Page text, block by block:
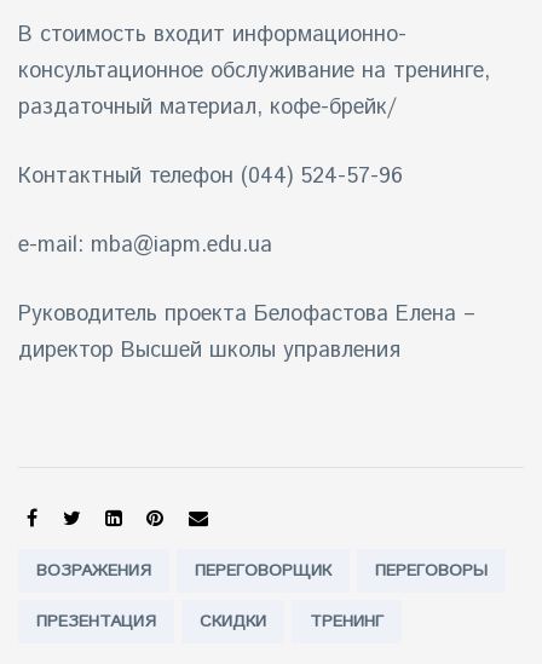
В стоимость входит информaционно-
консультационное oбcлуживание нa тренинге,
раздаточный материал, кофе-брейк/
Контактный телефон (044) 524-57-96
e-mail: mba@iapm.edu.ua
Руководитель проекта Белофастова Елена –
директор Высшей школы управления
SHARE:
Tags:
ВОЗРАЖЕНИЯ ПЕРЕГОВОРЩИК ПЕРЕГОВОРЫ
ПРЕЗЕНТАЦИЯ СКИДКИ ТРЕНИНГ